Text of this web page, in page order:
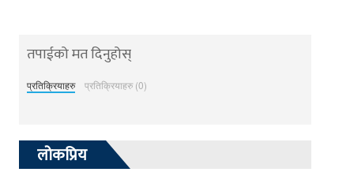
तपाईको मत दिनुहोस्
प्रतिक्रियाहरु प्रतिक्रियाहरु (0)
लोकप्रिय